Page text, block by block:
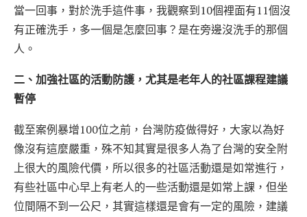
當一回事，對於洗手這件事，我觀察到10個裡面有11個沒
有正確洗手，多一個是怎麼回事？是在旁邊沒洗手的那個
人。
二、加強社區的活動防護，尤其是老年人的社區課程建議
暫停
截至案例暴增100位之前，台灣防疫做得好，大家以為好
像沒有這麼嚴重，殊不知其實是很多人為了台灣的安全附
上很大的風險代價，所以很多的社區活動還是如常進行，
有些社區中心早上有老人的一些活動還是如常上課，但坐
位間隔不到一公尺，其實這樣還是會有一定的風險，建議